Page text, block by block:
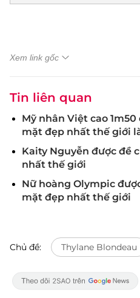
Xem link gốc
Tin liên quan
Mỹ nhân Việt cao
mặt đẹp nhất thế giới
Kaity Nguyễn được đề
nhất thế giới
Nữ hoàng Olympic
mặt đẹp nhất thế giới
Chủ đề: Thylane Blondeau